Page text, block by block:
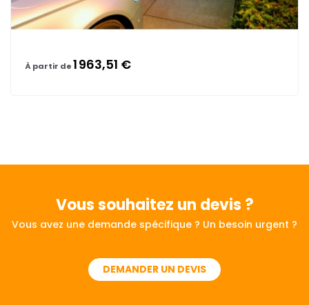
À partir de1 963,51 €
Vous souhaitez un devis ?
Vous avez une demande spécifique ? Un besoin urgent ?
DEMANDER UN DEVIS